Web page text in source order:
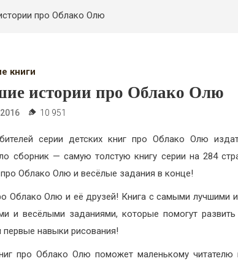
про Облако Олю
книги
истории про Облако Олю
10 951
серии детских книг про Облако Олю
сборник — самую толстую книгу серии на 284
про Облако Олю и весёлые задания в конце!
Облако Олю и её друзей! Книга с самыми лучшими и
и весёлыми заданиями, которые помогут развить
первые навыки рисования!
про Облако Олю поможет маленькому читателю